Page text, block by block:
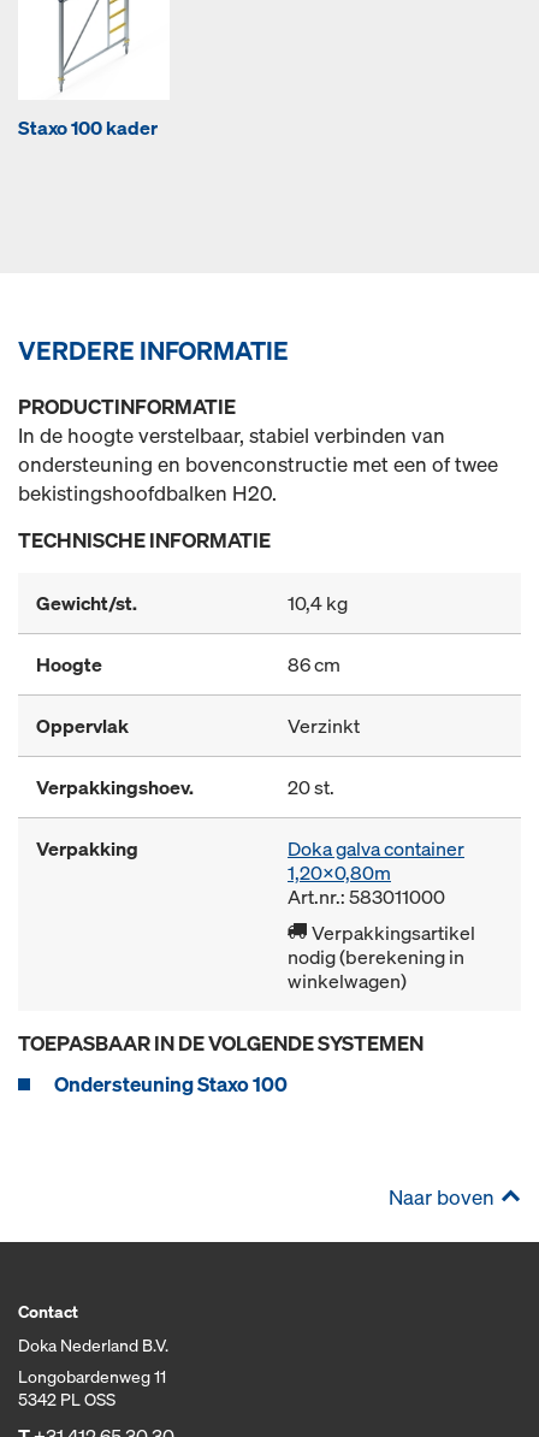
Staxo 100 kader
VERDERE INFORMATIE
PRODUCTINFORMATIE
In de hoogte verstelbaar, stabiel verbinden van
ondersteuning en bovenconstructie met een of twee
bekistingshoofdbalken H20.
TECHNISCHE INFORMATIE
Gewicht/st. 10,4 kg
Hoogte 86 cm
Oppervlak Verzinkt
Verpakkingshoev. 20 st.
Verpakking
Doka galva container
1,20x0,80m
Art.nr.: 583011000
Verpakkingsartikel
nodig (berekening in
winkelwagen)
TOEPASBAAR IN DE VOLGENDE SYSTEMEN
Ondersteuning Staxo 100
Naar boven
Contact
Doka Nederland B.V.
Longobardenweg 11
5342 PL OSS